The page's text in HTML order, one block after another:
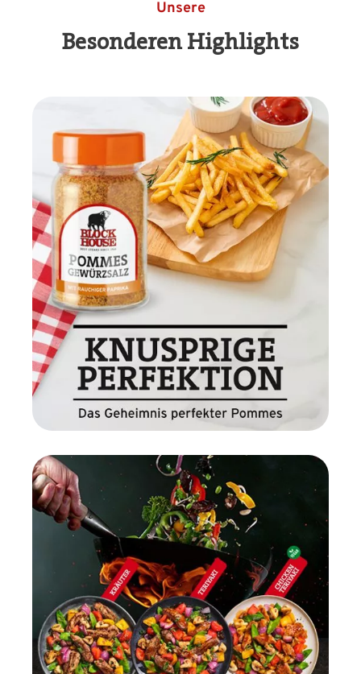
Unsere
Besonderen Highlights